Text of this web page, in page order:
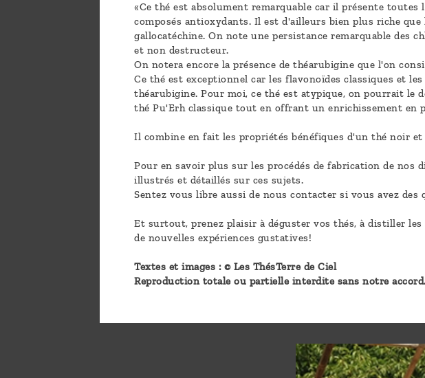
«Ce thé est absolument remarquable car il présente
composés antioxydants. Il est d'ailleurs bien plus riche
gallocatéchine. On note une persistance remarquable des
et non destructeur.
On notera encore la présence de théarubigine que l'on
Ce thé est exceptionnel car les flavonoïdes classiques et
théarubigine. Pour moi, ce thé est atypique, on pourrait le
thé Pu'Erh classique tout en offrant un enrichissement en
Il combine en fait les propriétés bénéfiques d'un thé noir
Pour en savoir plus sur les procédés de fabrication de
illustrés et détaillés sur ces sujets.
Sentez vous libre aussi de nous contacter si vous avez des
Et surtout, prenez plaisir à déguster vos thés, à distiller
de nouvelles expériences gustatives!
Textes et images : © Les ThésTerre de Ciel
Reproduction totale ou partielle interdite sans notre accord.